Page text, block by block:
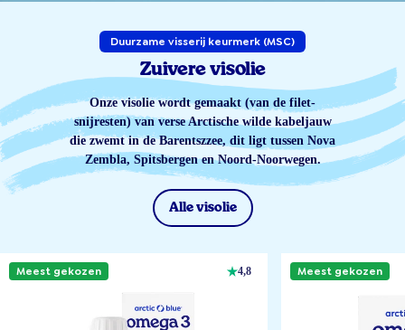
Duurzame visserij keurmerk (MSC)
Zuivere visolie
Onze visolie wordt gemaakt (van de filet-
snijresten) van verse Arctische wilde kabeljauw
die zwemt in de Barentszzee, dit ligt tussen Nova
Zembla, Spitsbergen en Noord-Noorwegen.
Alle visolie
Meest gekozen 4,8 Meest gekozen